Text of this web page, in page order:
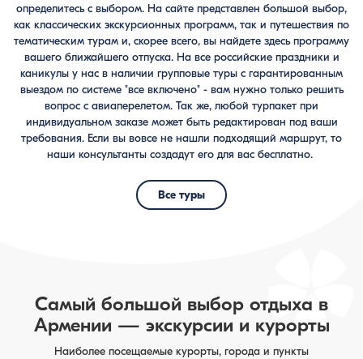
определитесь с выбором. На сайте представлен большой выбор,
как классических экскурсионных программ, так и путешествия по
тематическим турам и, скорее всего, вы найдете здесь программу
вашего ближайшего отпуска. На все российские праздники и
каникулы у нас в наличии групповые туры с гарантированным
выездом по системе "все включено" - вам нужно только решить
вопрос с авиаперелетом. Так же, любой турпакет при
индивидуальном заказе может быть редактирован под ваши
требования. Если вы вовсе не нашли подходящий маршрут, то
наши консультанты создадут его для вас бесплатно.
Все туры
Самый большой выбор отдыха в
Армении — экскурсии и курорты
Наиболее посещаемые курорты, города и пункты